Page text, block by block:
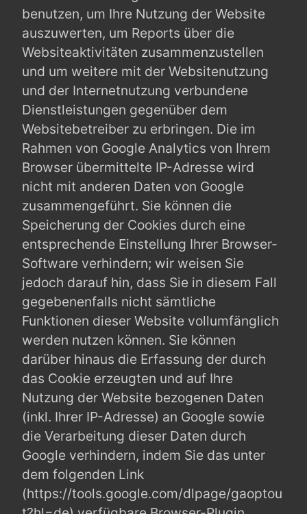
benutzen, um Ihre Nutzung der Website
auszuwerten, um Reports über die
Websiteaktivitäten zusammenzustellen
und um weitere mit der Websitenutzung
und der Internetnutzung verbundene
Dienstleistungen gegenüber dem
Websitebetreiber zu erbringen. Die im
Rahmen von Google Analytics von Ihrem
Browser übermittelte IP-Adresse wird
nicht mit anderen Daten von Google
zusammengeführt. Sie können die
Speicherung der Cookies durch eine
entsprechende Einstellung Ihrer Browser-
Software verhindern; wir weisen Sie
jedoch darauf hin, dass Sie in diesem Fall
gegebenenfalls nicht sämtliche
Funktionen dieser Website vollumfänglich
werden nutzen können. Sie können
darüber hinaus die Erfassung der durch
das Cookie erzeugten und auf Ihre
Nutzung der Website bezogenen Daten
(inkl. Ihrer IP-Adresse) an Google sowie
die Verarbeitung dieser Daten durch
Google verhindern, indem Sie das unter
dem folgenden Link
(https://tools.google.com/dlpage/gaoptou